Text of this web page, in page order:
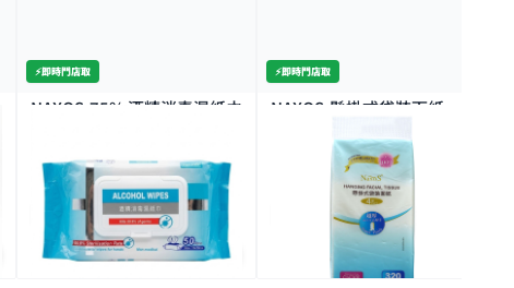
⚡️即時門店取
NAXOS-75% 酒精消毒濕紙巾
$12.0
全場買4送1(共選5件商品)
⚡️即時門店取
NAXOS-懸掛式袋裝面紙
$10.0
全場買4送1(共選5件商品)